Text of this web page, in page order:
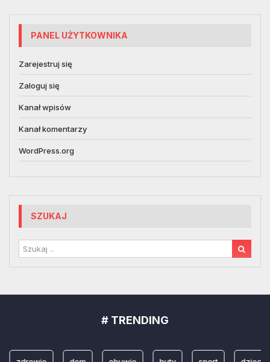
PANEL UŻYTKOWNIKA
Zarejestruj się
Zaloguj się
Kanał wpisów
Kanał komentarzy
WordPress.org
SZUKAJ
# TRENDING